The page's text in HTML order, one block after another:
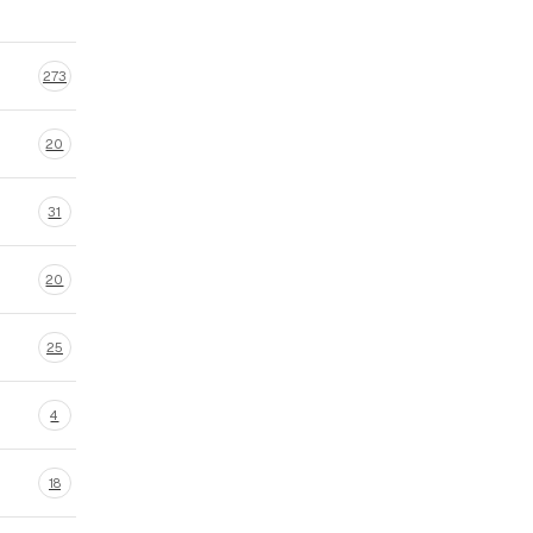
273
20
31
20
25
4
18